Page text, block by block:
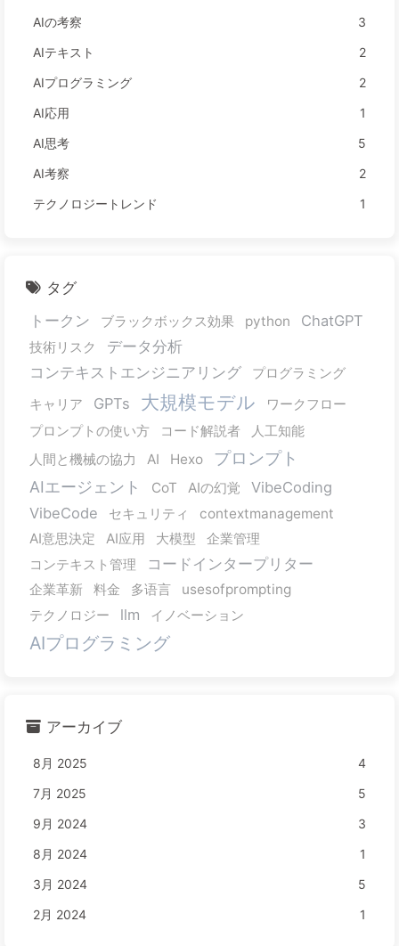
AIの考察
3
AIテキスト
2
AIプログラミング
2
AI応用
1
AI思考
5
AI考察
2
テクノロジートレンド
1
タグ
トークン
ブラックボックス効果 python ChatGPT
技術リスク
データ分析
コンテキストエンジニアリング
プログラミング
キャリア
GPTs 大規模モデル
ワークフロー
プロンプトの使い方
コード解説者
人工知能
人間と機械の協力
AI Hexo プロンプト
AIエージェント CoT AIの幻覚
VibeCoding
VibeCode
セキュリティ
contextmanagement
AI意思決定
AI应用 大模型
企業管理
コンテキスト管理
コードインタープリター
企業革新 料金 多语言
usesofprompting
テクノロジー
llm イノベーション
AIプログラミング
アーカイブ
8月 2025
4
7月 2025
5
9月 2024
3
8月 2024
1
3月 2024
5
2月 2024
1